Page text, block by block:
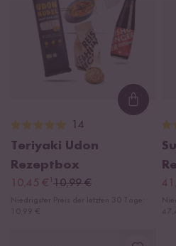
14
Teriyaki Udon
Rezeptbox
10,45 € ¹10,99 €